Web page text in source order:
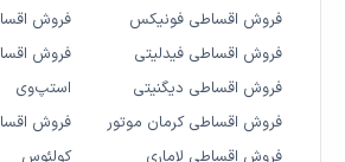
فروش اقساطی فونیکس
فروش اقساطی فیدلیتی
فروش اقساطی دیگنیتی
فروش اقساطی کرمان موتور
فروش
فروش
استپ‌وی
فروش